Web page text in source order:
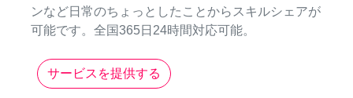
ンなど日常のちょっとしたことからスキルシェアが
可能です。全国365日24時間対応可能。
サービスを提供する